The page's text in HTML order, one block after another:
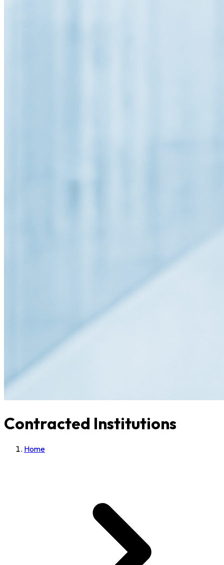
Contracted Institutions
Home